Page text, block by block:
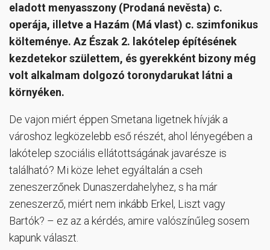
eladott menyasszony (Prodaná nevěsta) c.
operája, illetve a Hazám (Má vlast) c. szimfonikus
költeménye. Az Észak 2. lakótelep építésének
kezdetekor születtem, és gyerekként bizony még
volt alkalmam dolgozó toronydarukat látni a
környéken.
De vajon miért éppen Smetana ligetnek hívják a
városhoz legközelebb eső részét, ahol lényegében a
lakótelep szociális ellátottságának javarésze is
található? Mi köze lehet egyáltalán a cseh
zeneszerzőnek Dunaszerdahelyhez, s ha már
zeneszerző, miért nem inkább Erkel, Liszt vagy
Bartók? – ez az a kérdés, amire valószínűleg sosem
kapunk választ.